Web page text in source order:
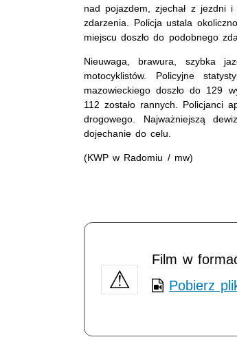
nad pojazdem, zjechał z jezdni i
zdarzenia. Policja ustala
miejscu doszło do podobnego
Nieuwaga, brawura, szybka
motocyklistów. Policyjne
mazowieckiego doszło do 129
112 zostało rannych. Policjanci
drogowego. Najważniejszą
dojechanie do celu.
(KWP w Radomiu / mw)
Film w
Pobierz